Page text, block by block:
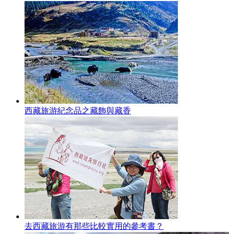
西藏旅游紀念品之藏飾與藏香
去西藏旅游有那些比較實用的參考書？